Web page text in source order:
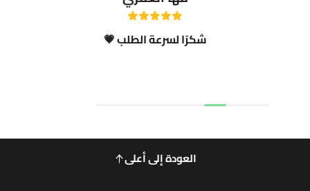
شكرًا لسرعة الطلب 💗
العودة إلى أعلى